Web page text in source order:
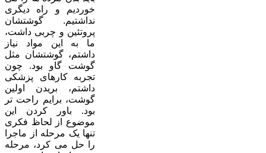
خوردیم و راه دیگری
نداشتیم. گوشتشان
پروتئین و چربی داشت،
ما به این مواد نیاز
داشتم، گوشتشان مثل
گوشت گاو بود. چون
تجربه کارهای پزشکی
داشتم، بریدن اولین
گوشت، برایم راحت تر
بود. باور کردن این
موضوع از لحاظ فکری
تنها یک مرحله از ماجرا
را حل می کرد، مرحله